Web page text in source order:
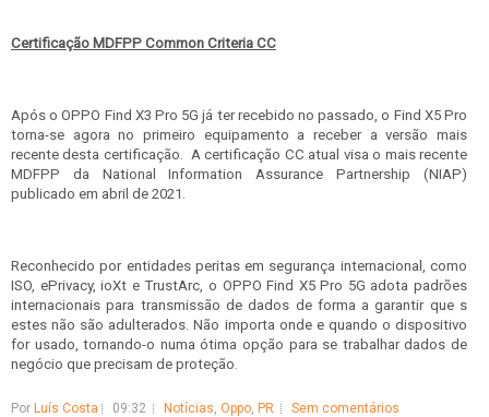
Certificação MDFPP Common Criteria CC
Após o OPPO Find X3 Pro 5G já ter recebido no passado, o Find X5 Pro
torna-se agora no primeiro equipamento a receber a versão mais
recente desta certificação. A certificação CC atual visa o mais recente
MDFPP da National Information Assurance Partnership (NIAP)
publicado em abril de 2021.
Reconhecido por entidades peritas em segurança internacional, como
ISO, ePrivacy, ioXt e TrustArc, o OPPO Find X5 Pro 5G adota padrões
internacionais para transmissão de dados de forma a garantir que s
estes não são adulterados. Não importa onde e quando o dispositivo
for usado, tornando-o numa ótima opção para se trabalhar dados de
negócio que precisam de proteção.
Por Luís Costa 09:32 Notícias, Oppo, PR Sem comentários